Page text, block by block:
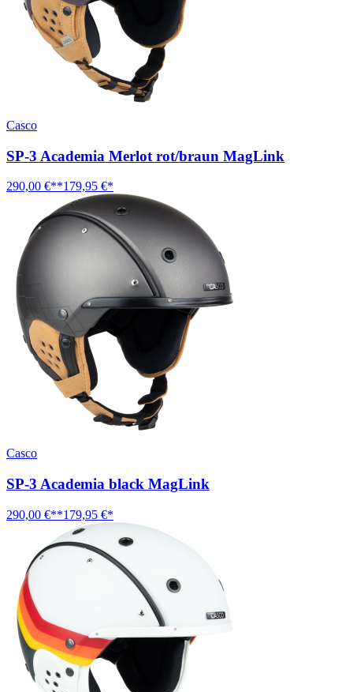
Casco
SP-3 Academia Merlot rot/braun MagLink
290,00 €**179,95 €*
Casco
SP-3 Academia black MagLink
290,00 €**179,95 €*